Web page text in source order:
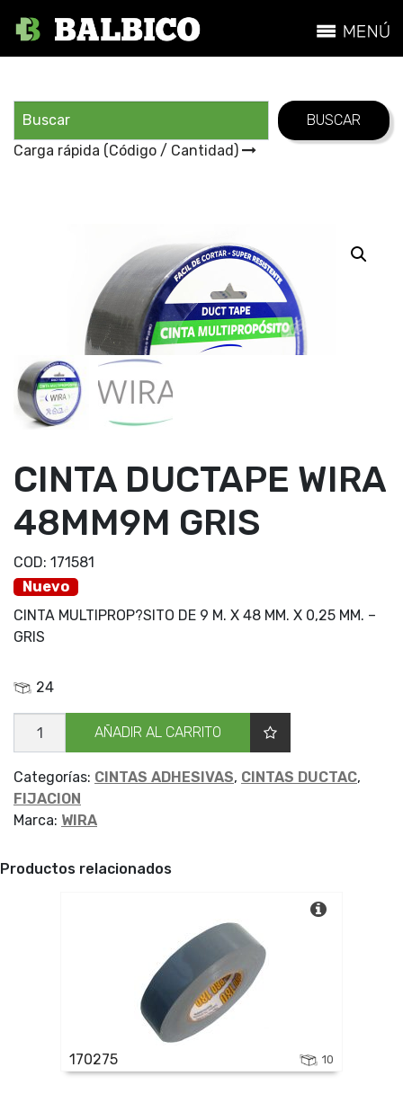
Carga rápida (Código / Cantidad)
CINTA DUCTAPE WIRA
48MM9M GRIS
COD: 171581
Nuevo
CINTA MULTIPROP?SITO DE 9 M. X 48 MM. X 0,25 MM. –
GRIS
24
CINTA
DUCTAPE
WIRA
GRIS
cantidad
AÑADIR AL CARRITO
Categorías: CINTAS ADHESIVAS, CINTAS DUCTAC,
FIJACION
Marca: WIRA
Productos relacionados
170275 10